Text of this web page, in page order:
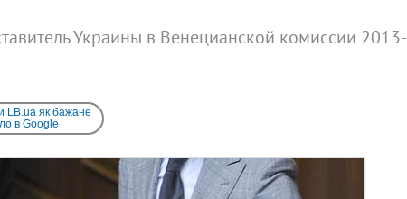
Украины в Венецианской комиссии 2013-
LB.ua як бажане
в Google